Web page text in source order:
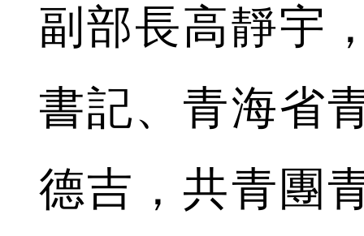
副部長高靜宇
書記、青海省
德吉，共青團